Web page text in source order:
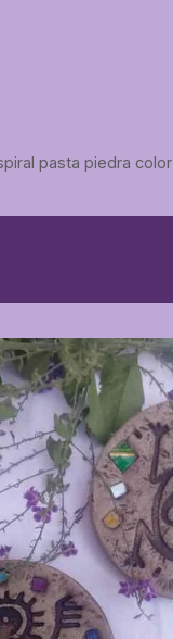
pasta piedra color